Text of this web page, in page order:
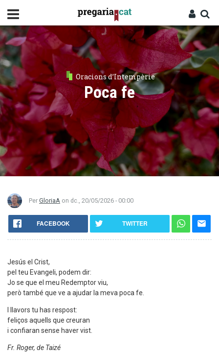
contingut
Entra
Cercador
Oracions d’Intempèrie
Poca fe
Per GloriaA on dc., 20/05/2026 - 00:00
FACEBOOK TWITTER
Jesús el Crist,
pel teu Evangeli, podem dir:
Jo se que el meu Redemptor viu,
però també que ve a ajudar la meva poca fe.
I llavors tu has respost:
feliços aquells que creuran
i confiaran sense haver vist.
Fr. Roger, de Taizé